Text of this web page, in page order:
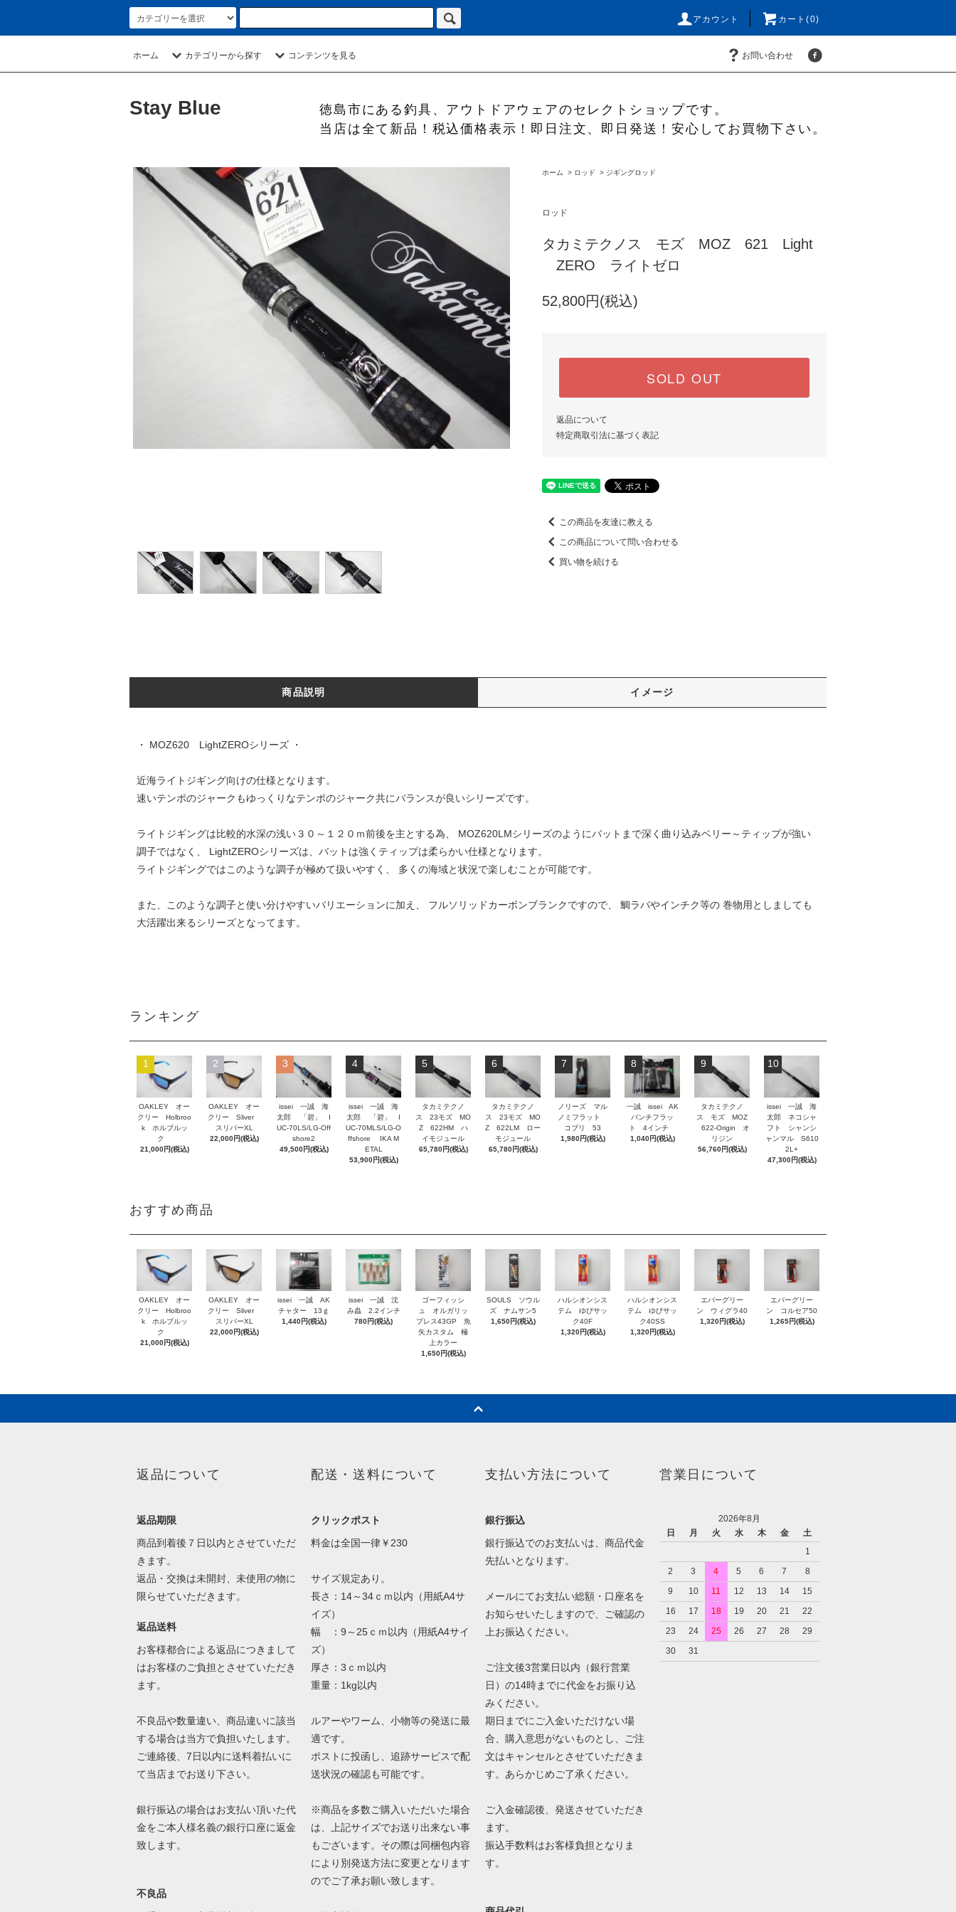
アカウント カート(0)
ホーム カテゴリーから探す コンテンツを見る お問い合わせ
Stay Blue
徳島市にある釣具、アウトドアウェアのセレクトショップです。
当店は全て新品！税込価格表示！即日注文、即日発送！安心してお買物下さい。
ホーム > ロッド > ジギングロッド
ロッド
タカミテクノス モズ MOZ 621 Light
ZERO ライトゼロ
52,800円(税込)
SOLD OUT
返品について
特定商取引法に基づく表記
この商品を友達に教える
この商品について問い合わせる
買い物を続ける
商品説明 イメージ
・ MOZ620 LightZEROシリーズ ・
近海ライトジギング向けの仕様となります。
速いテンポのジャークもゆっくりなテンポのジャーク共にバランスが良いシリーズです。
ライトジギングは比較的水深の浅い３０～１２０ｍ前後を主とする為、 MOZ620LMシリーズのようにバットまで深く曲り込みベリー～ティップが強い
調子ではなく、 LightZEROシリーズは、バットは強くティップは柔らかい仕様となります。
ライトジギングではこのような調子が極めて扱いやすく、 多くの海域と状況で楽しむことが可能です。
また、このような調子と使い分けやすいバリエーションに加え、 フルソリッドカーボンブランクですので、 鯛ラバやインチク等の 巻物用としましても
大活躍出来るシリーズとなってます。
ランキング
1
OAKLEY オー
クリー Holbroo
k ホルブルッ
ク
21,000円(税込)
2
OAKLEY オー
クリー Sliver
スリバーXL
22,000円(税込)
3
issei 一誠 海
太郎 「碧」 I
UC-70LS/LG-Off
shore2
49,500円(税込)
4
issei 一誠 海
太郎 「碧」 I
UC-70MLS/LG-O
ffshore IKA M
ETAL
53,900円(税込)
5
タカミテクノ
ス 23モズ MO
Z 622HM ハ
イモジュール
65,780円(税込)
6
タカミテクノ
ス 23モズ MO
Z 622LM ロー
モジュール
65,780円(税込)
7
ノリーズ マル
ノミフラット
コブリ 53
1,980円(税込)
8
一誠 issei AK
パンチフラッ
ト 4インチ
1,040円(税込)
9
タカミテクノ
ス モズ MOZ
622-Origin オ
リジン
56,760円(税込)
10
issei 一誠 海
太郎 ネコシャ
フト シャンシ
ャンマル S610
2L+
47,300円(税込)
おすすめ商品
OAKLEY オー
クリー Holbroo
k ホルブルッ
ク
21,000円(税込)
OAKLEY オー
クリー Sliver
スリバーXL
22,000円(税込)
issei 一誠 AK
チャター 13ｇ
1,440円(税込)
issei 一誠 沈
み蟲 2.2インチ
780円(税込)
ゴーフィッシ
ュ オルガリッ
プレス43GP 魚
矢カスタム 極
上カラー
1,650円(税込)
SOULS ソウル
ズ ナムサン5
1,650円(税込)
ハルシオンシス
テム ゆびサッ
ク40F
1,320円(税込)
ハルシオンシス
テム ゆびサッ
ク40SS
1,320円(税込)
エバーグリー
ン ウィグラ40
1,320円(税込)
エバーグリー
ン コルセア50
1,265円(税込)
返品について
返品期限
商品到着後７日以内とさせていただ
きます。
返品・交換は未開封、未使用の物に
限らせていただきます。
返品送料
お客様都合による返品につきまして
はお客様のご負担とさせていただき
ます。
不良品や数量違い、商品違いに該当
する場合は当方で負担いたします。
ご連絡後、7日以内に送料着払いに
て当店までお送り下さい。
銀行振込の場合はお支払い頂いた代
金をご本人様名義の銀行口座に返金
致します。
不良品
配送・送料について
クリックポスト
料金は全国一律￥230
サイズ規定あり。
長さ：14～34ｃｍ以内（用紙A4サ
イズ）
幅 ：9～25ｃｍ以内（用紙A4サイ
ズ）
厚さ：3ｃｍ以内
重量：1kg以内
ルアーやワーム、小物等の発送に最
適です。
ポストに投函し、追跡サービスで配
送状況の確認も可能です。
※商品を多数ご購入いただいた場合
は、上記サイズでお送り出来ない事
もございます。その際は同梱包内容
により別発送方法に変更となります
のでご了承お願い致します。
支払い方法について
銀行振込
銀行振込でのお支払いは、商品代金
先払いとなります。
メールにてお支払い総額・口座名を
お知らせいたしますので、ご確認の
上お振込ください。
ご注文後3営業日以内（銀行営業
日）の14時までに代金をお振り込
みください。
期日までにご入金いただけない場
合、購入意思がないものとし、ご注
文はキャンセルとさせていただきま
す。あらかじめご了承ください。
ご入金確認後、発送させていただき
ます。
振込手数料はお客様負担となりま
す。
営業日について
2026年8月
日
月 火 水 木 金
土
1
2
3 4 5 6 7
8
9
10 11 12 13 14
15
16
17 18 19 20 21
22
23
24 25 26 27 28
29
30
31